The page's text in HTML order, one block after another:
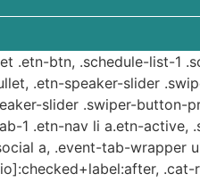
btn, .schedule-list-1
.etn-speaker-slider
slider .swiper-button-
1 .etn-nav li a.etn-active,
a, .event-tab-wrapper